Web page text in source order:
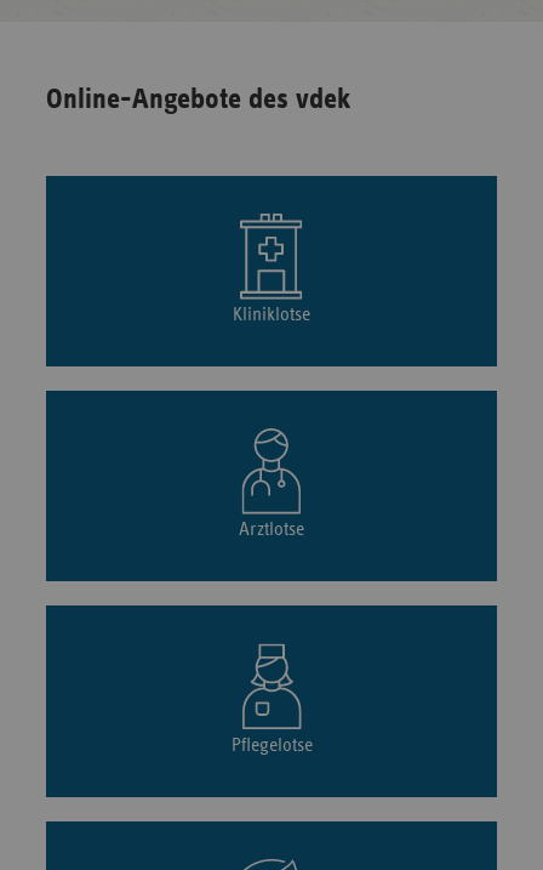
Online-Angebote des vdek
Kliniklotse
Arztlotse
Pflegelotse